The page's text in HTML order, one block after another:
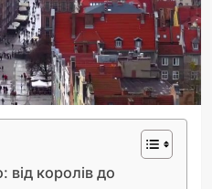
від королів до